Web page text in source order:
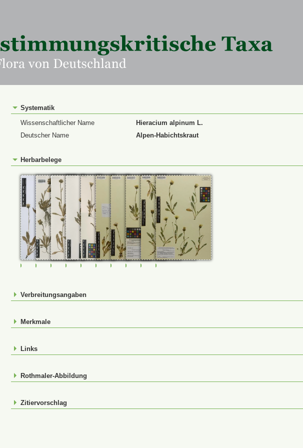
Systematik
Wissenschaftlicher Name
Hieracium alpinum L.
Deutscher Name
Alpen-Habichtskraut
Herbarbelege
FR-0114114JE00029859JE00029860JE00029862JE00029960
M-0232918M-0232919M-0232923M-0232924
Verbreitungsangaben
Merkmale
Links
Rothmaler-Abbildung
Zitiervorschlag